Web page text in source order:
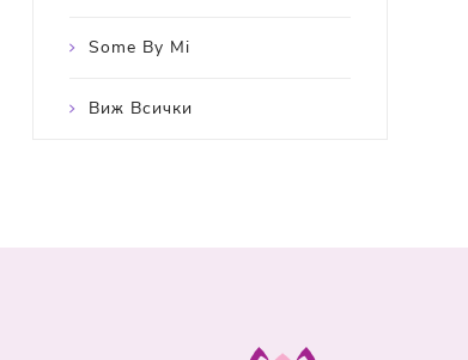
Some By Mi
Виж Всички